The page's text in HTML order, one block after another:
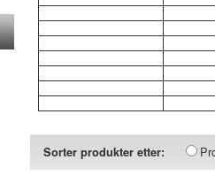
Sorter produkter etter: